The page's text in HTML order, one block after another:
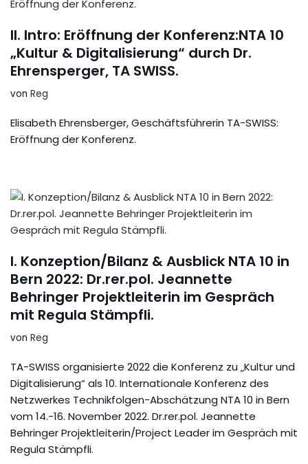
II. Intro: Eröffnung der Konferenz:NTA 10
„Kultur & Digitalisierung“ durch Dr.
Ehrensperger, TA SWISS.
von Reg
Elisabeth Ehrensberger, Geschäftsführerin TA-SWISS:
Eröffnung der Konferenz.
I. Konzeption/Bilanz & Ausblick NTA 10 in
Bern 2022: Dr.rer.pol. Jeannette
Behringer Projektleiterin im Gespräch
mit Regula Stämpfli.
von Reg
TA-SWISS organisierte 2022 die Konferenz zu „Kultur und
Digitalisierung“ als 10. Internationale Konferenz des
Netzwerkes Technikfolgen-Abschätzung NTA 10 in Bern
vom 14.-16. November 2022. Dr.rer.pol. Jeannette
Behringer Projektleiterin/Project Leader im Gespräch mit
Regula Stämpfli.